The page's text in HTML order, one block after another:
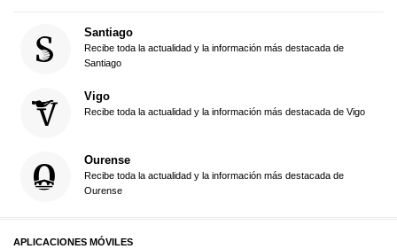
Santiago
Recibe toda la actualidad y la información más destacada de
Santiago
Vigo
Recibe toda la actualidad y la información más destacada de Vigo
Ourense
Recibe toda la actualidad y la información más destacada de
Ourense
APLICACIONES MÓVILES